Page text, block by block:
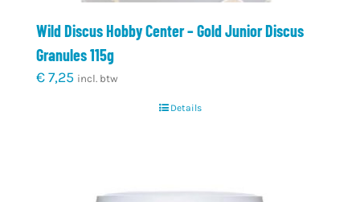
Wild Discus Hobby Center – Gold Junior Discus
Granules 115g
€7,25 incl. btw
Details